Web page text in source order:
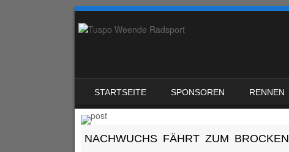
MENU
STARTSEITE SPONSOREN RENNEN
NACHWUCHS FÄHRT ZUM BROCKEN